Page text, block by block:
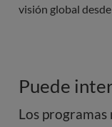
visión global
Puede
Los